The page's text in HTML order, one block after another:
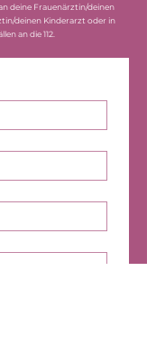
deine Frauenärztin/deinen
deinen Kinderarzt oder in
an die 112.